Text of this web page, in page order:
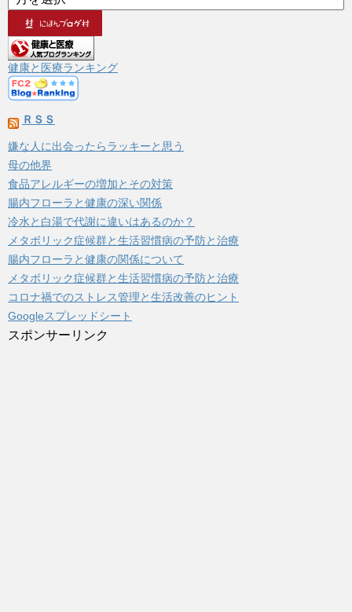
ー
イ
ブ
健康と医療ランキング
ＲＳＳ
嫌な人に出会ったらラッキーと思う
母の他界
食品アレルギーの増加とその対策
腸内フローラと健康の深い関係
冷水と白湯で代謝に違いはあるのか？
メタボリック症候群と生活習慣病の予防と治療
腸内フローラと健康の関係について
メタボリック症候群と生活習慣病の予防と治療
コロナ禍でのストレス管理と生活改善のヒント
Googleスプレッドシート
スポンサーリンク